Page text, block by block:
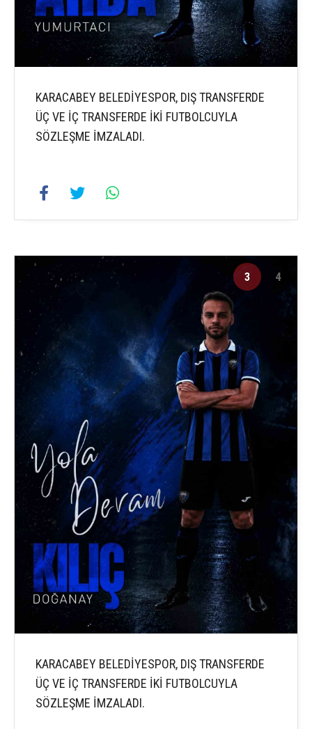
KARACABEY BELEDİYESPOR, DIŞ TRANSFERDE
ÜÇ VE İÇ TRANSFERDE İKİ FUTBOLCUYLA
SÖZLEŞME İMZALADI.
3 4
KARACABEY BELEDİYESPOR, DIŞ TRANSFERDE
ÜÇ VE İÇ TRANSFERDE İKİ FUTBOLCUYLA
SÖZLEŞME İMZALADI.